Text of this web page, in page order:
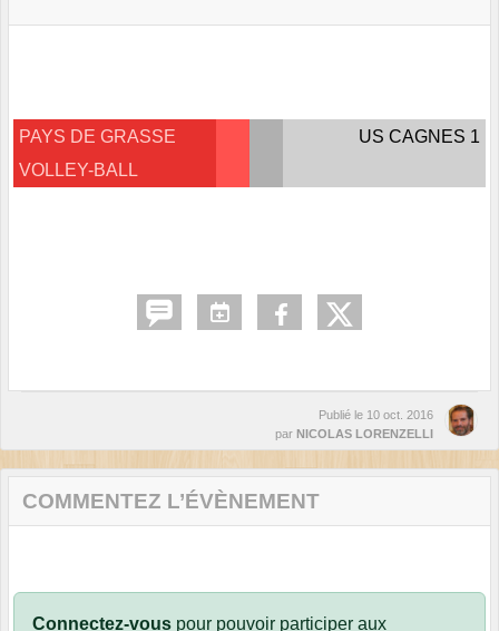
PAYS DE GRASSE
VOLLEY-BALL
US CAGNES 1
Publié le 10 oct. 2016
par NICOLAS LORENZELLI
COMMENTEZ L’ÉVÈNEMENT
Connectez-vous pour pouvoir participer aux